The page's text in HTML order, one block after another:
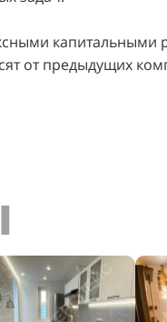
от предыдущих